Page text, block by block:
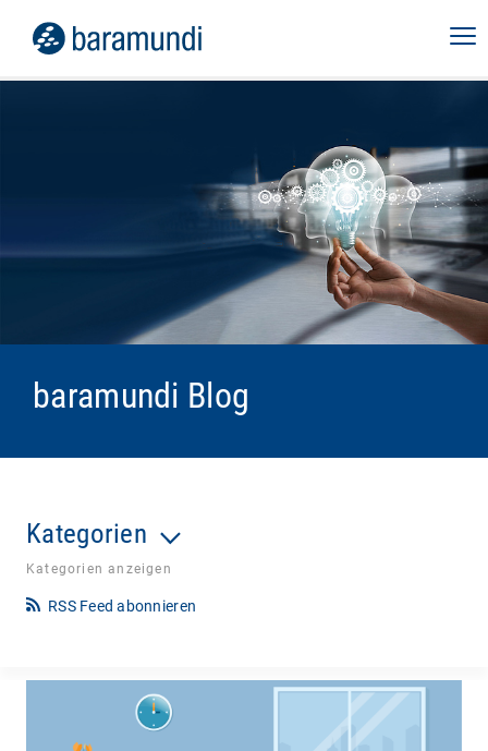
baramundi Blog
Kategorien
Kategorien anzeigen
RSS Feed abonnieren